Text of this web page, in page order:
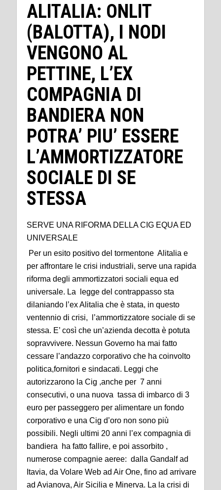
ALITALIA: ONLIT
(BALOTTA), I NODI
VENGONO AL
PETTINE, L’EX
COMPAGNIA DI
BANDIERA NON
POTRA’ PIU’ ESSERE
L’AMMORTIZZATORE
SOCIALE DI SE
STESSA
SERVE UNA RIFORMA DELLA CIG EQUA ED
UNIVERSALE
Per un esito positivo del tormentone Alitalia e
per affrontare le crisi industriali, serve una rapida
riforma degli ammortizzatori sociali equa ed
universale. La legge del contrappasso sta
dilaniando l’ex Alitalia che è stata, in questo
ventennio di crisi, l’ammortizzatore sociale di se
stessa. E’ così che un’azienda decotta è potuta
sopravvivere. Nessun Governo ha mai fatto
cessare l’andazzo corporativo che ha coinvolto
politica,fornitori e sindacati. Leggi che
autorizzarono la Cig ,anche per 7 anni
consecutivi, o una nuova tassa di imbarco di 3
euro per passeggero per alimentare un fondo
corporativo e una Cig d’oro non sono più
possibili. Negli ultimi 20 anni l’ex compagnia di
bandiera ha fatto fallire, e poi assorbito ,
numerose compagnie aeree: dalla Gandalf ad
Itavia, da Volare Web ad Air One, fino ad arrivare
ad Avianova, Air Sicilia e Minerva. La la crisi di